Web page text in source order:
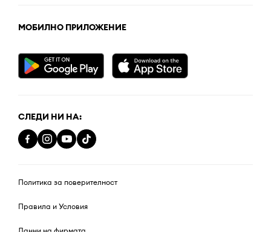
МОБИЛНО ПРИЛОЖЕНИЕ
СЛЕДИ НИ НА:
Политика за поверителност
Правила и Условия